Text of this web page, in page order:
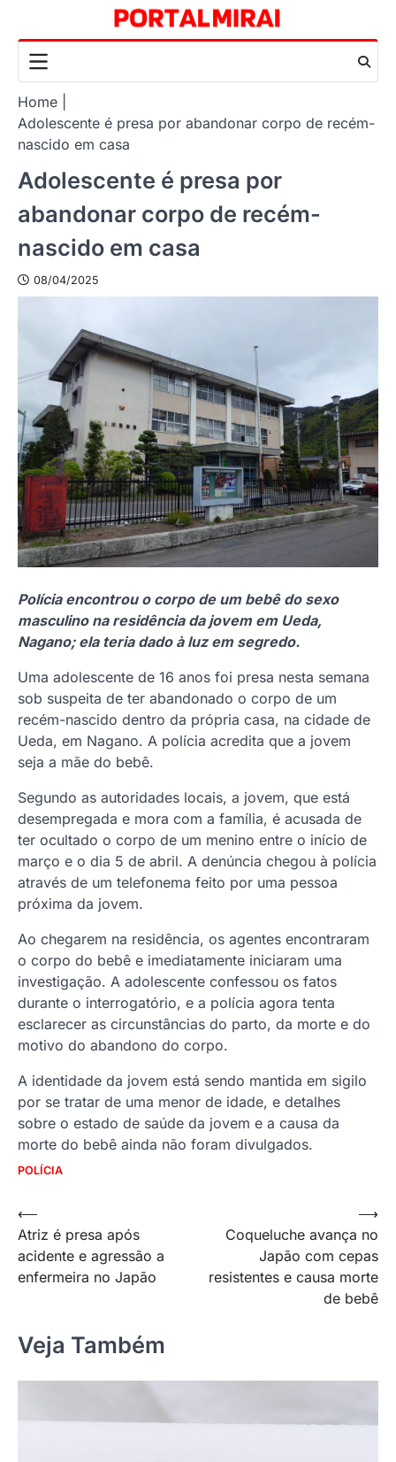
content
Home
Adolescente é presa por abandonar corpo de recém-
nascido em casa
Adolescente é presa por
abandonar corpo de recém-
nascido em casa
08/04/2025
Polícia encontrou o corpo de um bebê do sexo
masculino na residência da jovem em Ueda,
Nagano; ela teria dado à luz em segredo.
Uma adolescente de 16 anos foi presa nesta semana
sob suspeita de ter abandonado o corpo de um
recém-nascido dentro da própria casa, na cidade de
Ueda, em Nagano. A polícia acredita que a jovem
seja a mãe do bebê.
Segundo as autoridades locais, a jovem, que está
desempregada e mora com a família, é acusada de
ter ocultado o corpo de um menino entre o início de
março e o dia 5 de abril. A denúncia chegou à polícia
através de um telefonema feito por uma pessoa
próxima da jovem.
Ao chegarem na residência, os agentes encontraram
o corpo do bebê e imediatamente iniciaram uma
investigação. A adolescente confessou os fatos
durante o interrogatório, e a polícia agora tenta
esclarecer as circunstâncias do parto, da morte e do
motivo do abandono do corpo.
A identidade da jovem está sendo mantida em sigilo
por se tratar de uma menor de idade, e detalhes
sobre o estado de saúde da jovem e a causa da
morte do bebê ainda não foram divulgados.
POLÍCIA
Navegação
de
Post
⟵
Atriz é presa após
acidente e agressão a
enfermeira no Japão
Coqueluche avança no
Japão com cepas
resistentes e causa morte
de bebê
⟶
Veja Também